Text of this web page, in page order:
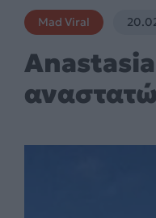
Mad Viral